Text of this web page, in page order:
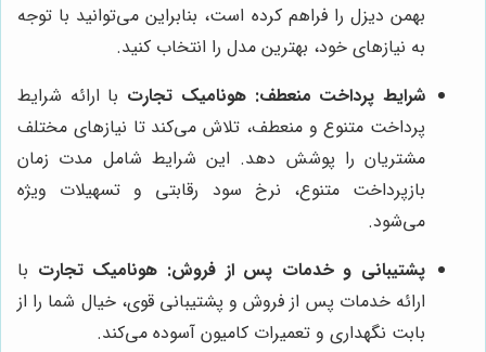
بهمن دیزل را فراهم کرده است، بنابراین می‌توانید با توجه
به نیازهای خود، بهترین مدل را انتخاب کنید.
شرایط پرداخت منعطف: هونامیک تجارت با ارائه شرایط
پرداخت متنوع و منعطف، تلاش می‌کند تا نیازهای مختلف
مشتریان را پوشش دهد. این شرایط شامل مدت زمان
بازپرداخت متنوع، نرخ سود رقابتی و تسهیلات ویژه
می‌شود.
پشتیبانی و خدمات پس از فروش: هونامیک تجارت با
ارائه خدمات پس از فروش و پشتیبانی قوی، خیال شما را از
بابت نگهداری و تعمیرات کامیون آسوده می‌کند.